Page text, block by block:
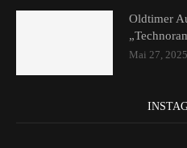
Oldtimer
Mai 27, 2025